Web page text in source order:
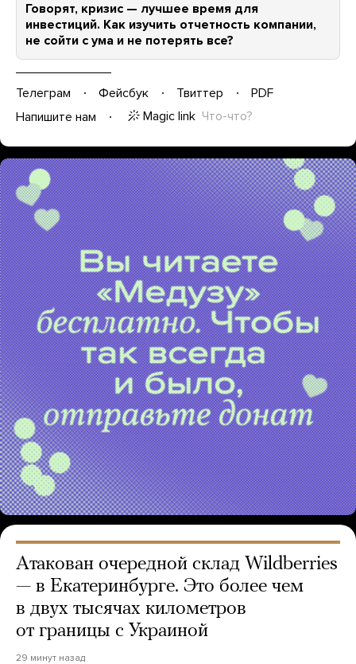
Говорят, кризис — лучшее время для
инвестиций. Как изучить отчетность компании,
не сойти с ума и не потерять все?
Телеграм Фейсбук Твиттер
PDF
Напишите нам
Magic link Что-что?
Атакован очередной склад Wildberries
— в Екатеринбурге. Это более чем
в двух тысячах километров
от границы с Украиной
29 минут назад